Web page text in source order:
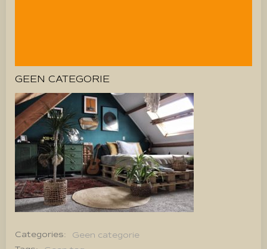
GEEN CATEGORIE
Categories:
Geen categorie